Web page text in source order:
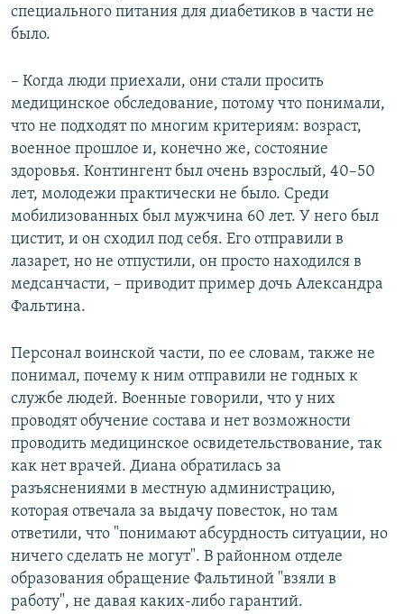
специального питания для диабетиков в части не
было.
– Когда люди приехали, они стали просить
медицинское обследование, потому что понимали,
что не подходят по многим критериям: возраст,
военное прошлое и, конечно же, состояние
здоровья. Контингент был очень взрослый, 40–50
лет, молодежи практически не было. Среди
мобилизованных был мужчина 60 лет. У него был
цистит, и он сходил под себя. Его отправили в
лазарет, но не отпустили, он просто находился в
медсанчасти, – приводит пример дочь Александра
Фальтина.
Персонал воинской части, по ее словам, также не
понимал, почему к ним отправили не годных к
службе людей. Военные говорили, что у них
проводят обучение состава и нет возможности
проводить медицинское освидетельствование, так
как нет врачей. Диана обратилась за
разъяснениями в местную администрацию,
которая отвечала за выдачу повесток, но там
ответили, что "понимают абсурдность ситуации, но
ничего сделать не могут". В районном отделе
образования обращение Фальтиной "взяли в
работу", не давая каких-либо гарантий.